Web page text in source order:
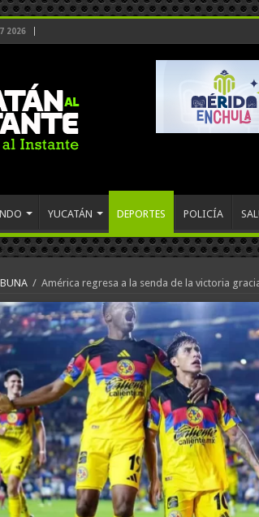
2026
YUCATÁN DEPORTES POLICÍA
/ América regresa a la senda de la victoria